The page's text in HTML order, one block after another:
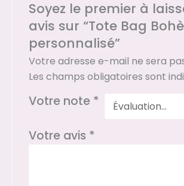
Soyez le premier à
avis sur “Tote Bag
personnalisé”
Votre adresse e-mail ne sera
Les champs obligatoires sont
Votre note *
Votre avis *